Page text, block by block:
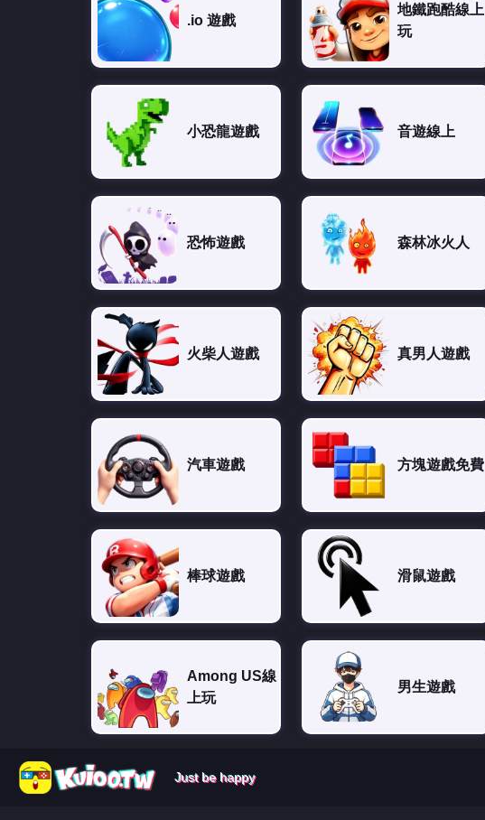
.io 遊戲
地鐵跑酷線上
玩
小恐龍遊戲 音遊線上
恐怖遊戲 森林冰火人
火柴人遊戲 真男人遊戲
汽車遊戲 方塊遊戲免費
棒球遊戲 滑鼠遊戲
Among US線
上玩
男生遊戲
Just be happy
Just be happy
Just be happy